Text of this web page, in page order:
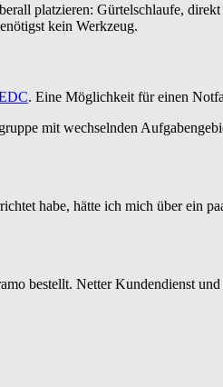
platzieren: Gürtelschlaufe,
kein Werkzeug.
. Eine Möglichkeit für einen
mit wechselnden
habe, hätte ich mich über ein
bestellt. Netter Kundendienst